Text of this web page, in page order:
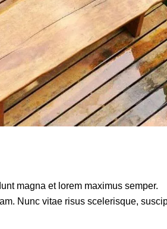
magna et lorem maximus semper.
Nunc vitae risus scelerisque,